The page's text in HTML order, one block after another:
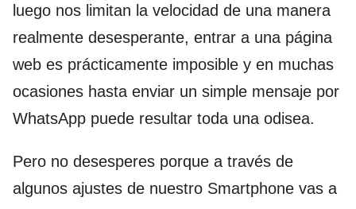
luego nos limitan la velocidad de una manera
realmente desesperante, entrar a una página
web es prácticamente imposible y en muchas
ocasiones hasta enviar un simple mensaje por
WhatsApp puede resultar toda una odisea.
Pero no desesperes porque a través de
algunos ajustes de nuestro Smartphone vas a